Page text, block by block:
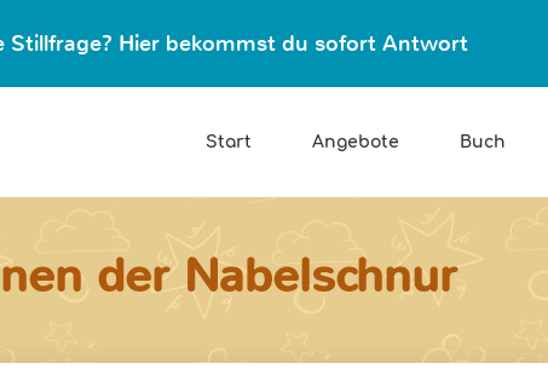
Stillfrage? Hier bekommst du sofort Antwort
Start Angebote Buch
der Nabelschnur